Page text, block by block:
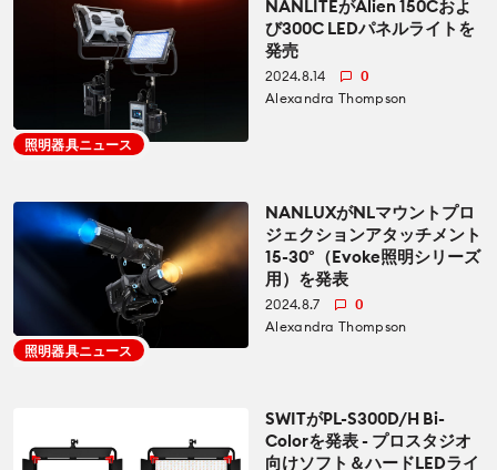
照明器具
オーディオ
モニター
カメラ
照明器具
オーディオ
カメラ
レンズ
CineDビデオ
Education for Filmmakers
Español 日本語
CineD Channels
の運営方針について
照明器具ニュース
NANLITEがAlien 150Cおよ
び300C LEDパネルライトを
発売
2024.8.14
0
Alexandra Thompson
照明器具ニュース
NANLUXがNLマウントプロ
ジェクションアタッチメント
15-30°（Evoke照明シリーズ
用）を発表
2024.8.7
0
Alexandra Thompson
SWITがPL-S300D/H Bi-
Colorを発表 - プロスタジオ
向けソフト＆ハードLEDライ